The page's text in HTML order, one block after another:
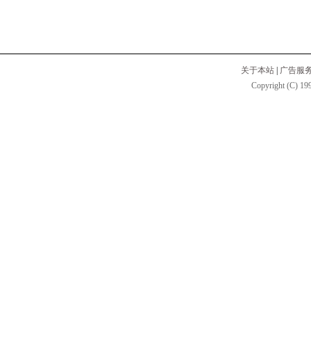
关于本站
广告服
Copyright (C)